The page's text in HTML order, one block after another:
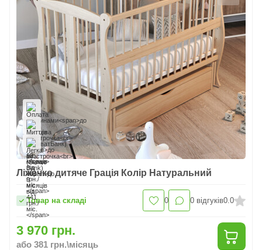
Ліжечко дитяче Грація Колір Натуральний
Товар на складі 0 0 відгуків0.0
3 970 грн.
або 381 грн.\місяць